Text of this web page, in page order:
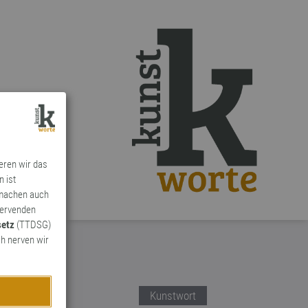
wir das
ist
auch
(TTDSG)
nerven wir
Kunstwort